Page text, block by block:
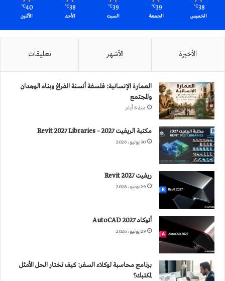
38
℃
الخميس
39
℃
الجمعة
39
℃
السبت
38
℃
الأحد
40
℃
الأثنين
الأخيرة الأشهر تعليقات
العمارة الإنسانية: فلسفة أنسنة الفراغ وبناء الوجدان
والمجتمع
منذ 6 أيام
مكتبة الريفيت 2027 – Revit 2027 Libraries
30 يونيو، 2026
ريفيت 2027 Revit
29 يونيو، 2026
أتوكاد 2027 AutoCAD
29 يونيو، 2026
برنامج محاسبة لوكلاء السفر: كيف تختار الحل الأمثل
لمكتبك؟